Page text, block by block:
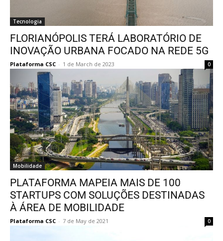
Tecnologia
FLORIANÓPOLIS TERÁ LABORATÓRIO DE
INOVAÇÃO URBANA FOCADO NA REDE 5G
Plataforma CSC - 1 de March de 2023 0
Mobilidade
PLATAFORMA MAPEIA MAIS DE 100
STARTUPS COM SOLUÇÕES DESTINADAS
À ÁREA DE MOBILIDADE
Plataforma CSC - 7 de May de 2021 0